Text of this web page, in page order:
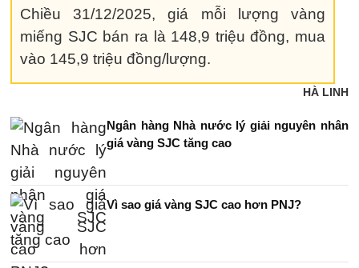
Chiều 31/12/2025, giá mỗi lượng vàng
miếng SJC bán ra là 148,9 triệu đồng, mua
vào 145,9 triệu đồng/lượng.
HÀ LINH
Ngân hàng Nhà nước lý giải nguyên nhân
giá vàng SJC tăng cao
Vì sao giá vàng SJC cao hơn PNJ?